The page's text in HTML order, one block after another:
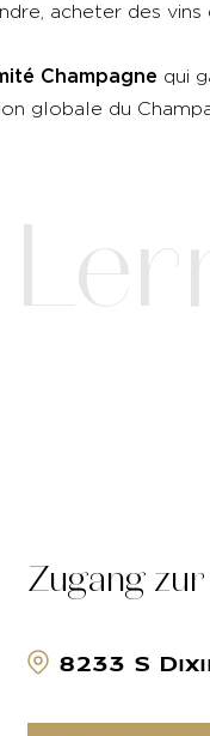
acheter des vins
Champagne qui
globale du
Zugang
8233 S